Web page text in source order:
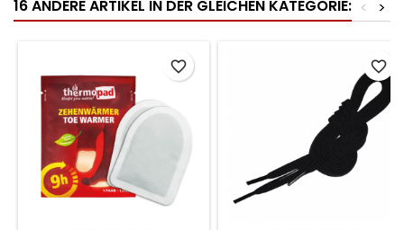
16 ANDERE ARTIKEL IN DER GLEICHEN KATEGORIE: >
<
favorite_border favorite_border